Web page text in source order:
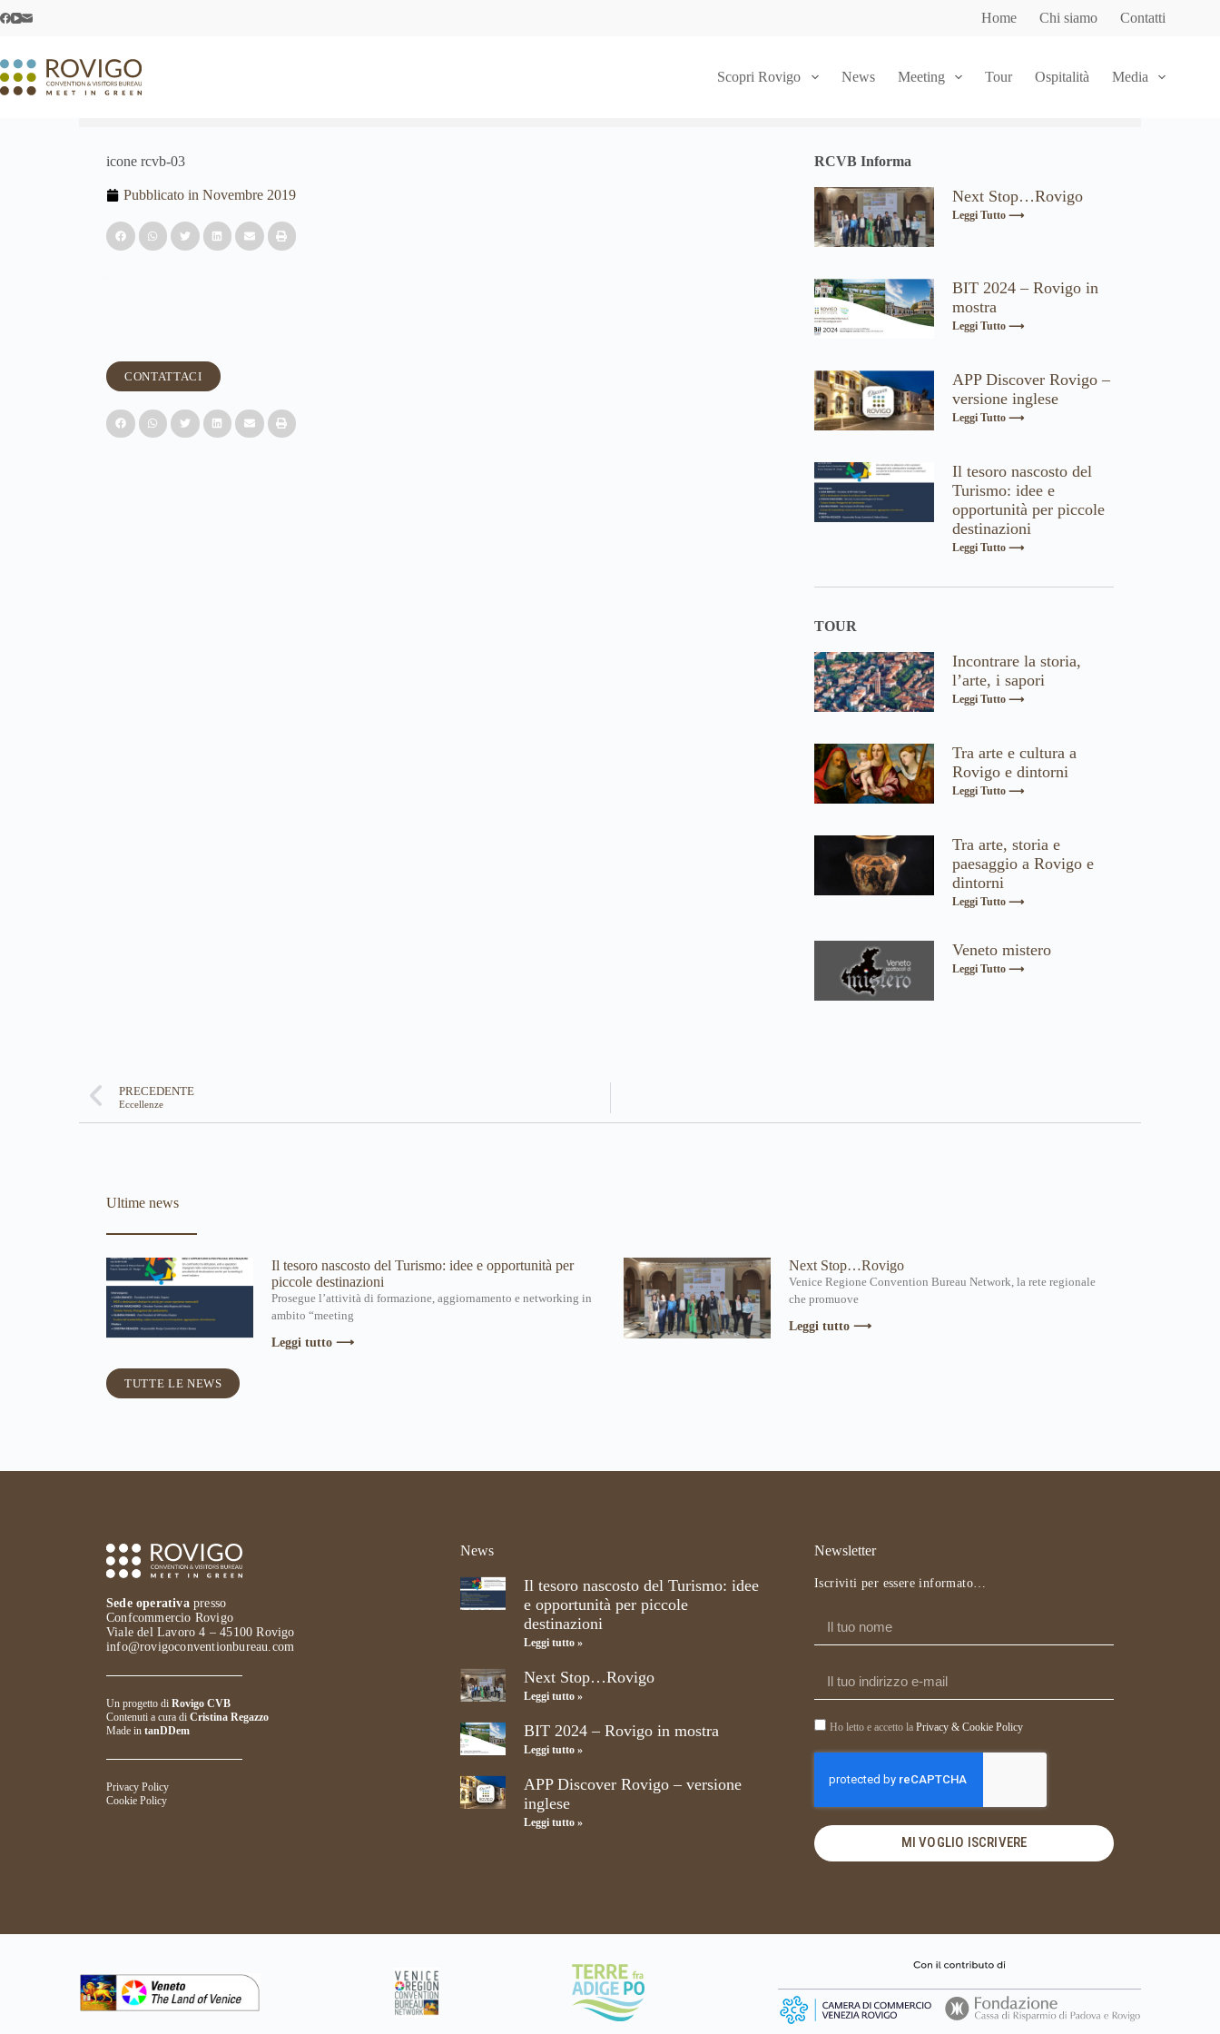
Home Chi siamo Contatti
Scopri Rovigo News Meeting Tour Ospitalità Media
icone rcvb-03
Pubblicato in Novembre 2019
CONTATTACI
RCVB Informa
Next Stop…Rovigo
Leggi Tutto ⟶
BIT 2024 – Rovigo in
mostra
Leggi Tutto ⟶
APP Discover Rovigo –
versione inglese
Leggi Tutto ⟶
Il tesoro nascosto del
Turismo: idee e
opportunità per piccole
destinazioni
Leggi Tutto ⟶
TOUR
Incontrare la storia,
l’arte, i sapori
Leggi Tutto ⟶
Tra arte e cultura a
Rovigo e dintorni
Leggi Tutto ⟶
Tra arte, storia e
paesaggio a Rovigo e
dintorni
Leggi Tutto ⟶
Veneto mistero
Leggi Tutto ⟶
PRECEDENTE
Eccellenze
Ultime news
Il tesoro nascosto del Turismo: idee e opportunità per
piccole destinazioni
Prosegue l’attività di formazione, aggiornamento e networking in
ambito “meeting
Leggi tutto ⟶
Next Stop…Rovigo
Venice Regione Convention Bureau Network, la rete regionale
che promuove
Leggi tutto ⟶
TUTTE LE NEWS
Sede operativa presso
Confcommercio Rovigo
Viale del Lavoro 4 – 45100 Rovigo
info@rovigoconventionbureau.com
Un progetto di Rovigo CVB
Contenuti a cura di Cristina Regazzo
Made in tanDDem
Privacy Policy
Cookie Policy
News
Il tesoro nascosto del Turismo: idee
e opportunità per piccole
destinazioni
Leggi tutto »
Next Stop…Rovigo
Leggi tutto »
BIT 2024 – Rovigo in mostra
Leggi tutto »
APP Discover Rovigo – versione
inglese
Leggi tutto »
Newsletter
Iscriviti per essere informato…
Ho letto e accetto la Privacy & Cookie Policy
MI VOGLIO ISCRIVERE